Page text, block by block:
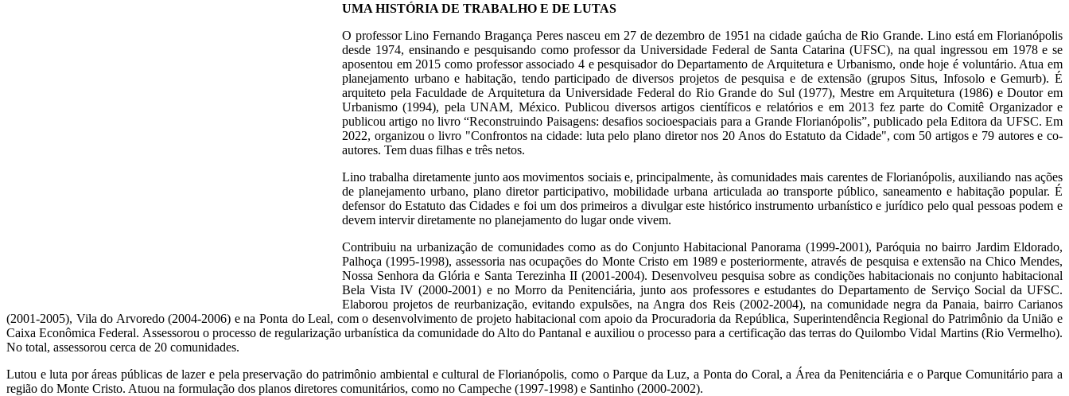
UMA HISTÓRIA DE TRABALHO E DE LUTAS
O professor Lino Fernando Bragança Peres nasceu em 27 de dezembro de 1951 na cidade gaúcha de Rio Grande. Lino está em Florianópolis
desde 1974, ensinando e pesquisando como professor da Universidade Federal de Santa Catarina (UFSC), na qual ingressou em 1978 e se
aposentou em 2015 como professor associado 4 e pesquisador do Departamento de Arquitetura e Urbanismo, onde hoje é voluntário. Atua em
planejamento urbano e habitação, tendo participado de diversos projetos de pesquisa e de extensão (grupos Situs, Infosolo e Gemurb). É
arquiteto pela Faculdade de Arquitetura da Universidade Federal do Rio Grande do Sul (1977), Mestre em Arquitetura (1986) e Doutor em
Urbanismo (1994), pela UNAM, México. Publicou diversos artigos científicos e relatórios e em 2013 fez parte do Comitê Organizador e
publicou artigo no livro “Reconstruindo Paisagens: desafios socioespaciais para a Grande Florianópolis”, publicado pela Editora da UFSC. Em
2022, organizou o livro "Confrontos na cidade: luta pelo plano diretor nos 20 Anos do Estatuto da Cidade", com 50 artigos e 79 autores e co-
autores. Tem duas filhas e três netos.
Lino trabalha diretamente junto aos movimentos sociais e, principalmente, às comunidades mais carentes de Florianópolis, auxiliando nas ações
de planejamento urbano, plano diretor participativo, mobilidade urbana articulada ao transporte público, saneamento e habitação popular. É
defensor do Estatuto das Cidades e foi um dos primeiros a divulgar este histórico instrumento urbanístico e jurídico pelo qual pessoas podem e
devem intervir diretamente no planejamento do lugar onde vivem.
Contribuiu na urbanização de comunidades como as do Conjunto Habitacional Panorama (1999-2001), Paróquia no bairro Jardim Eldorado,
Palhoça (1995-1998), assessoria nas ocupações do Monte Cristo em 1989 e posteriormente, através de pesquisa e extensão na Chico Mendes,
Nossa Senhora da Glória e Santa Terezinha II (2001-2004). Desenvolveu pesquisa sobre as condições habitacionais no conjunto habitacional
Bela Vista IV (2000-2001) e no Morro da Penitenciária, junto aos professores e estudantes do Departamento de Serviço Social da UFSC.
Elaborou projetos de reurbanização, evitando expulsões, na Angra dos Reis (2002-2004), na comunidade negra da Panaia, bairro Carianos
(2001-2005), Vila do Arvoredo (2004-2006) e na Ponta do Leal, com o desenvolvimento de projeto habitacional com apoio da Procuradoria da República, Superintendência Regional do Patrimônio da União e
Caixa Econômica Federal. Assessorou o processo de regularização urbanística da comunidade do Alto do Pantanal e auxiliou o processo para a certificação das terras do Quilombo Vidal Martins (Rio Vermelho).
No total, assessorou cerca de 20 comunidades.
Lutou e luta por áreas públicas de lazer e pela preservação do patrimônio ambiental e cultural de Florianópolis, como o Parque da Luz, a Ponta do Coral, a Área da Penitenciária e o Parque Comunitário para a
região do Monte Cristo. Atuou na formulação dos planos diretores comunitários, como no Campeche (1997-1998) e Santinho (2000-2002).